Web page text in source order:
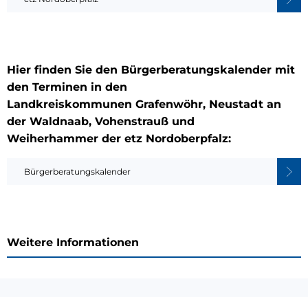
Hier finden Sie den Bürgerberatungskalender mit
den Terminen in den
Landkreiskommunen Grafenwöhr, Neustadt an
der Waldnaab, Vohenstrauß und
Weiherhammer der etz Nordoberpfalz:
Bürgerberatungskalender
Weitere Informationen